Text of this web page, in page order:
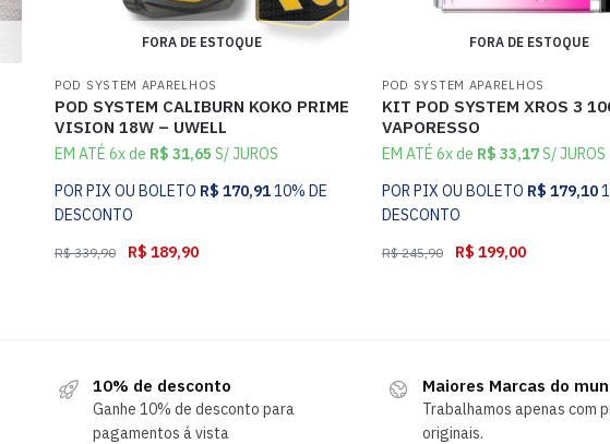
FORA DE ESTOQUE
POD SYSTEM APARELHOS
POD SYSTEM CALIBURN KOKO PRIME
VISION 18W – UWELL
EM ATÉ 6x de R$ 31,65 S/ JUROS
POR PIX OU BOLETO R$ 170,9110% DE
DESCONTO
R$339,90 R$ 189,90
FORA DE ESTOQUE
POD SYSTEM APARELHOS
KIT POD SYSTEM XROS 3
VAPORESSO
EM ATÉ 6x de R$ 33,17S/ JUROS
POR PIX OU BOLETO R$ 179,10
DESCONTO
R$245,90 R$ 199,00
10% de desconto
Ganhe 10% de desconto para
pagamentos á vista
Maiores Marcas do
Trabalhamos apenas com
originais.